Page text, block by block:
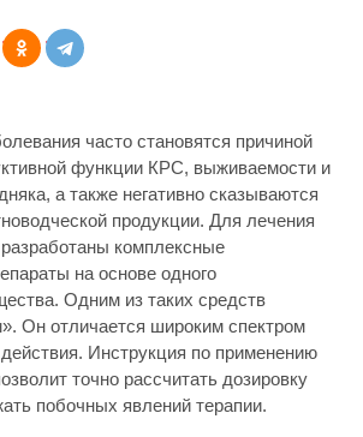
часто становятся причиной
функции КРС, выживаемости и
а также негативно сказываются
продукции. Для лечения
комплексные
на основе одного
Одним из таких средств
Он отличается широким спектром
действия. Инструкция по применению
точно рассчитать дозировку
побочных явлений терапии.